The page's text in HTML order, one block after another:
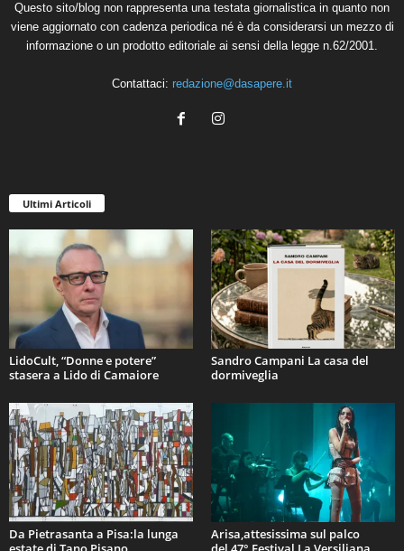
Questo sito/blog non rappresenta una testata giornalistica in quanto non
viene aggiornato con cadenza periodica né è da considerarsi un mezzo di
informazione o un prodotto editoriale ai sensi della legge n.62/2001.
Contattaci: redazione@dasapere.it
Ultimi Articoli
LidoCult, “Donne e potere”
stasera a Lido di Camaiore
Sandro Campani La casa del
dormiveglia
Da Pietrasanta a Pisa:la lunga
Arisa,attesissima sul palco